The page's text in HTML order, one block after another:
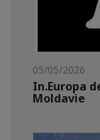
05/05/2026
In.Europa
Moldavie